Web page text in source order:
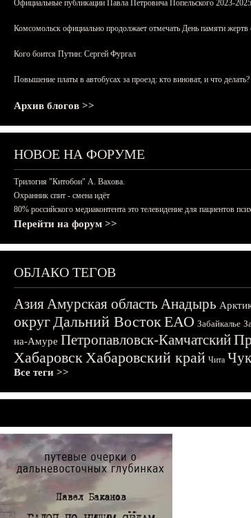
Официальные публикации Павла Петровича Попельского 2023-
Комсомольск официально продолжает отмечать День памяти жертв
Кого боится Путин: Сергей Фургал
Повышение платы в автобусах за проезд: кто виноват, и что делать?
Архив блогов >>
НОВОЕ НА ФОРУМЕ
Трилогия "Китобои" А. Вахова.
Охранник спит - смена идёт
80% российского медиаконтента это телевидение для пациентов
Перейти на форум >>
ОБЛАКО ТЕГОВ
АзияАмурская область Анадырь
округДальний ВостокЕАО Забайкалье
на-Амуре Петропавловск-Камчатский
ХабаровскХабаровский край Чита
Все теги >>